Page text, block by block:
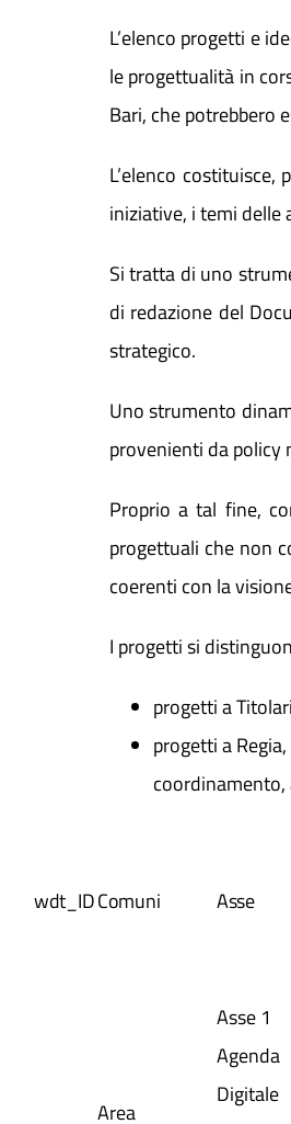
L’elenco progetti e
le progettualità in
Bari, che potrebbero
L’elenco
iniziative, i temi delle
Si tratta di uno
di redazione del
strategico.
Uno strumento
provenienti da policy
Proprio a tal fine,
progettuali che non
coerenti con la
I progetti si
progetti a
progetti a
wdt_IDComuni Asse
Area
Asse 1
Agenda
Digitale